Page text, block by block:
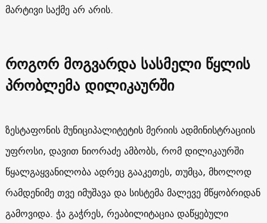
მარტივი საქმე არ არის.
როგორ მოგვარდა სასმელი წყლის
პრობლემა დილიკაურში
ზესტაფონის მუნიციპალიტეტის მერიის ადმინისტრაციის
უფროსი, დავით ნიორაძე ამბობს, რომ დილიკაურში
წყალგაყვანილობა ადრეც გააკეთეს, თუმცა, მხოლოდ
რამდენიმე თვე იმუშავა და სისტემა მალევე მწყობრიდან
გამოვიდა. ჭა გაჭრეს, რეაბილიტაცია დაწყებული